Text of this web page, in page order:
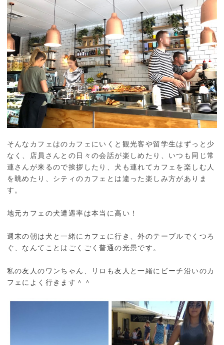
そんなカフェはのカフェにいくと観光客や留学生はずっと少
なく、店員さんとの日々の会話が楽しめたり、いつも同じ常
連さんが来るので挨拶したり、犬も連れてカフェを楽しむ人
を眺めたり、シティのカフェとは違った楽しみ方がありま
す。
地元カフェの犬遭遇率は本当に高い！
週末の朝は犬と一緒にカフェに行き、外のテーブルでくつろ
ぐ、なんてことはごくごく普通の光景です。
私の友人のワンちゃん、リロも友人と一緒にビーチ沿いのカ
フェによく行きます＾＾